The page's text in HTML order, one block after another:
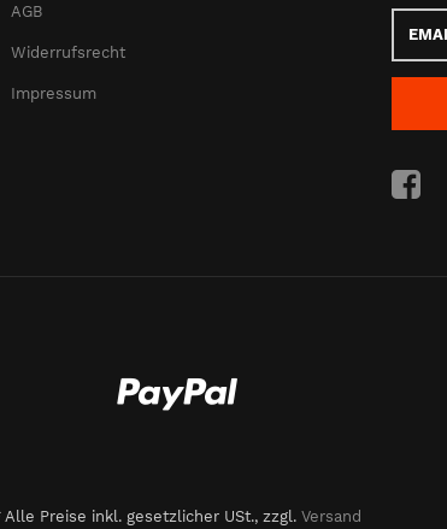
AGB
Widerrufsrecht
Impressum
Alle Preise inkl. gesetzlicher USt., zzgl. Versand